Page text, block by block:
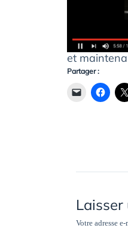
et
Partager :
Votre adresse